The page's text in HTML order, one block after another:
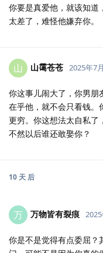
你要是真爱他，就该知道
太差了，难怪他嫌弃你。
山 山霭苍苍 2025年7
你这事儿闹大了，你男朋
在乎他，就不会只看钱。
更穷。你这想法太自私了
不然以后谁还敢娶你？
10 天 后
万 万物皆有裂痕
你是不是觉得有点委屈？